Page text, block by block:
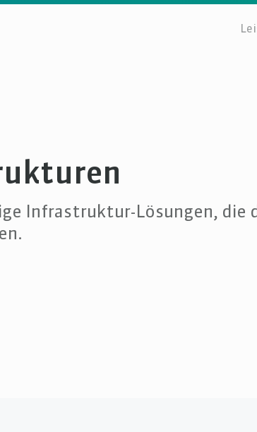
Infrastruktur-Lösungen, die